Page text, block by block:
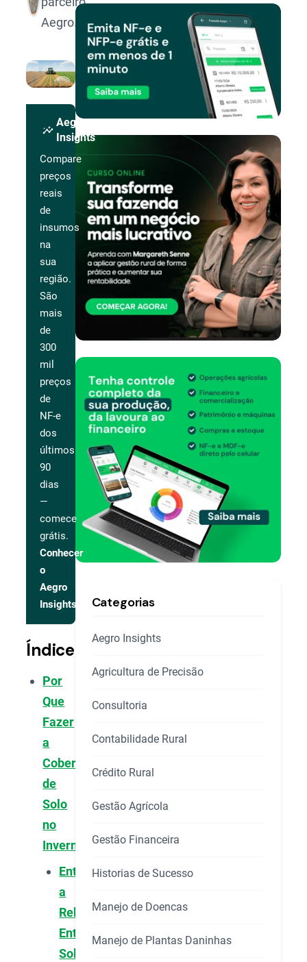
Aegro.
insights
Aegro
Insights
Compare
preços
reais
de
insumos
na
sua
região.
São
mais
de
300
mil
preços
de
NF-e
dos
últimos
90
dias
—
comece
grátis.
Conhecer
o
Aegro
Insights
Índice
Por
Que
Fazer
a
Cobertura
de
Solo
no
Inverno?
Entendendo
a
Relação
Entre
Solo
Categorias
Aegro Insights
Agricultura de Precisão
Consultoria
Contabilidade Rural
Crédito Rural
Gestão Agrícola
Gestão Financeira
Historias de Sucesso
Manejo de Doencas
Manejo de Plantas Daninhas